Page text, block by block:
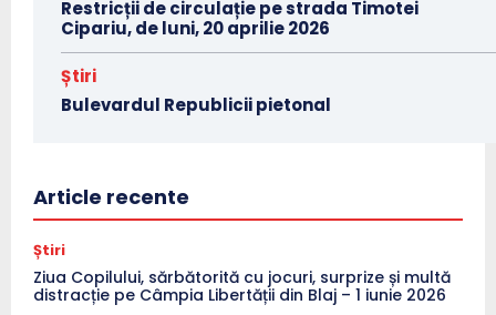
Restricții de circulație pe strada Timotei
Cipariu, de luni, 20 aprilie 2026
Știri
Bulevardul Republicii pietonal
Article recente
Știri
Ziua Copilului, sărbătorită cu jocuri, surprize și multă
distracție pe Câmpia Libertății din Blaj – 1 iunie 2026